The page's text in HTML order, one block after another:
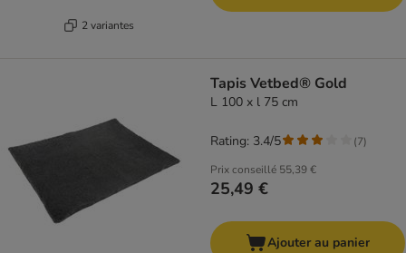
2 variantes
Tapis Vetbed® Gold
L 100 x l 75 cm
Prix conseillé 55,39 €
25,49 €
Rating: 3.4/5 (7)
Ajouter au panier